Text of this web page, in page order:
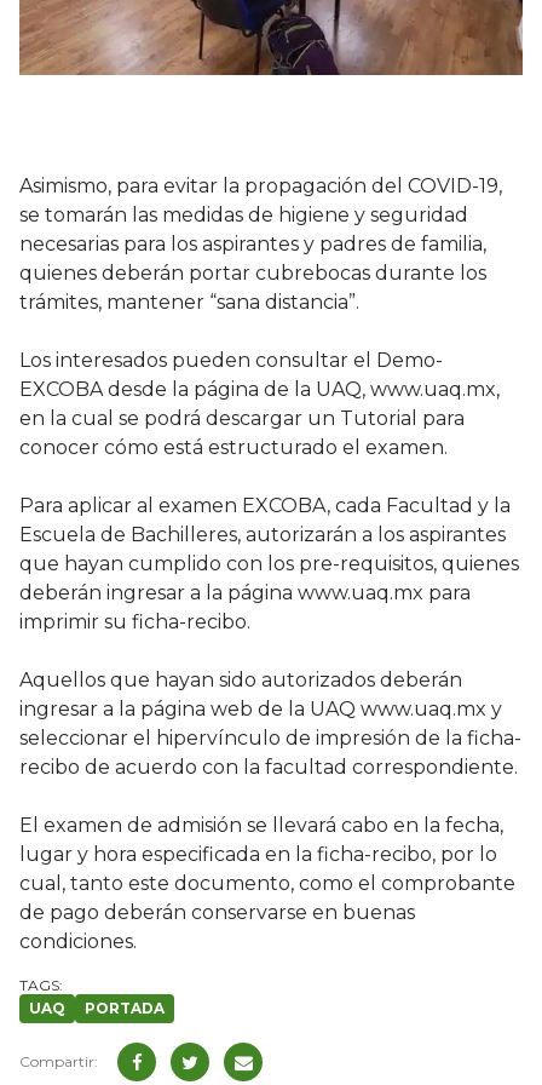
Asimismo, para evitar la propagación del COVID-19,
se tomarán las medidas de higiene y seguridad
necesarias para los aspirantes y padres de familia,
quienes deberán portar cubrebocas durante los
trámites, mantener “sana distancia”.
Los interesados pueden consultar el Demo-
EXCOBA desde la página de la UAQ, www.uaq.mx,
en la cual se podrá descargar un Tutorial para
conocer cómo está estructurado el examen.
Para aplicar al examen EXCOBA, cada Facultad y la
Escuela de Bachilleres, autorizarán a los aspirantes
que hayan cumplido con los pre-requisitos, quienes
deberán ingresar a la página www.uaq.mx para
imprimir su ficha-recibo.
Aquellos que hayan sido autorizados deberán
ingresar a la página web de la UAQ www.uaq.mx y
seleccionar el hipervínculo de impresión de la ficha-
recibo de acuerdo con la facultad correspondiente.
El examen de admisión se llevará cabo en la fecha,
lugar y hora especificada en la ficha-recibo, por lo
cual, tanto este documento, como el comprobante
de pago deberán conservarse en buenas
condiciones.
UAQ PORTADA